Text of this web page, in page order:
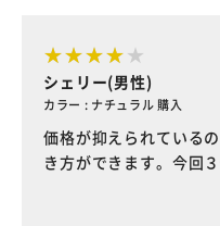
シェリー(男性)
カラー : ナチュラル 購入
価格が抑えられている
き方ができます。今回